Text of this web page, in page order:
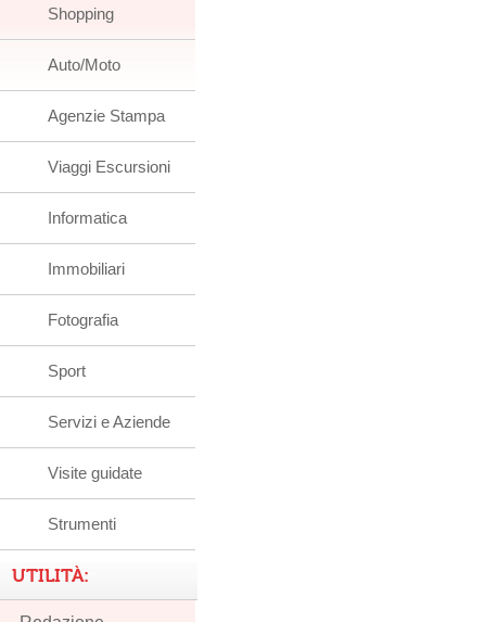
Shopping
Auto/Moto
Agenzie Stampa
Viaggi Escursioni
Informatica
Immobiliari
Fotografia
Sport
Servizi e Aziende
Visite guidate
Strumenti
UTILITÀ: